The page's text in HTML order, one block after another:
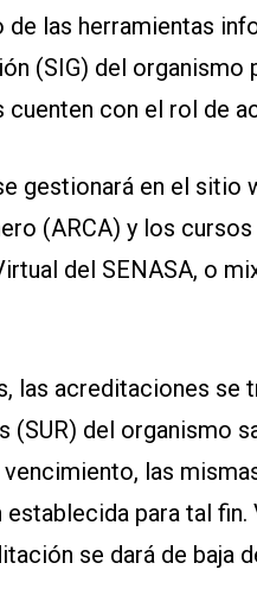
las herramientas
(SIG) del organismo
cuenten con el rol de
gestionará en el sitio
(ARCA) y los
del SENASA, o
las acreditaciones
(SUR) del organismo
las
para tal
se dará de baja